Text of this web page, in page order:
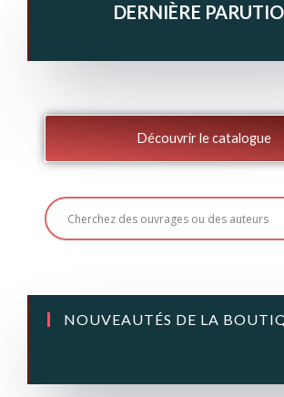
DERNIÈRE
Découvrir le catalogue
NOUVEAUTÉS DE LA